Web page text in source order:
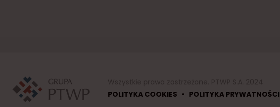
POLITYKA COOKIES • POLITYKA PRYWATNOŚCI